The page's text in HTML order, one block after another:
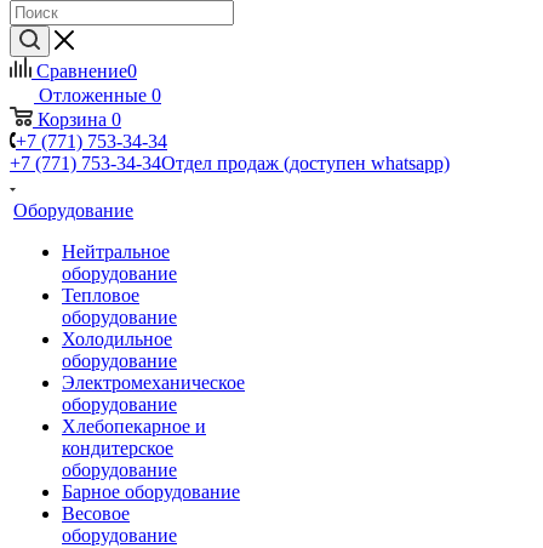
Сравнение0
Отложенные 0
Корзина 0
+7 (771) 753-34-34
+7 (771) 753-34-34Отдел продаж (доступен whatsapp)
Оборудование
Нейтральное
оборудование
Тепловое
оборудование
Холодильное
оборудование
Электромеханическое
оборудование
Хлебопекарное и
кондитерское
оборудование
Барное оборудование
Весовое
оборудование